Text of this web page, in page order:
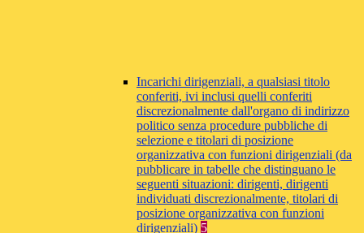
Incarichi dirigenziali, a qualsiasi titolo
conferiti, ivi inclusi quelli conferiti
discrezionalmente dall'organo di indirizzo
politico senza procedure pubbliche di
selezione e titolari di posizione
organizzativa con funzioni dirigenziali (da
pubblicare in tabelle che distinguano le
seguenti situazioni: dirigenti, dirigenti
individuati discrezionalmente, titolari di
posizione organizzativa con funzioni
dirigenziali) 5